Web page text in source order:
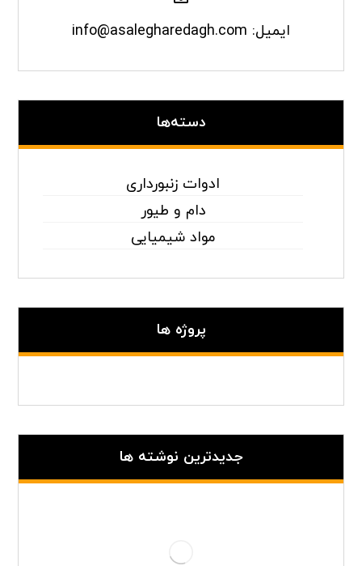
ایمیل: info@asalegharedagh.com
دسته‌ها
ادوات زنبورداری
دام و طیور
مواد شیمیایی
پروژه ها
جدیدترین نوشته ها